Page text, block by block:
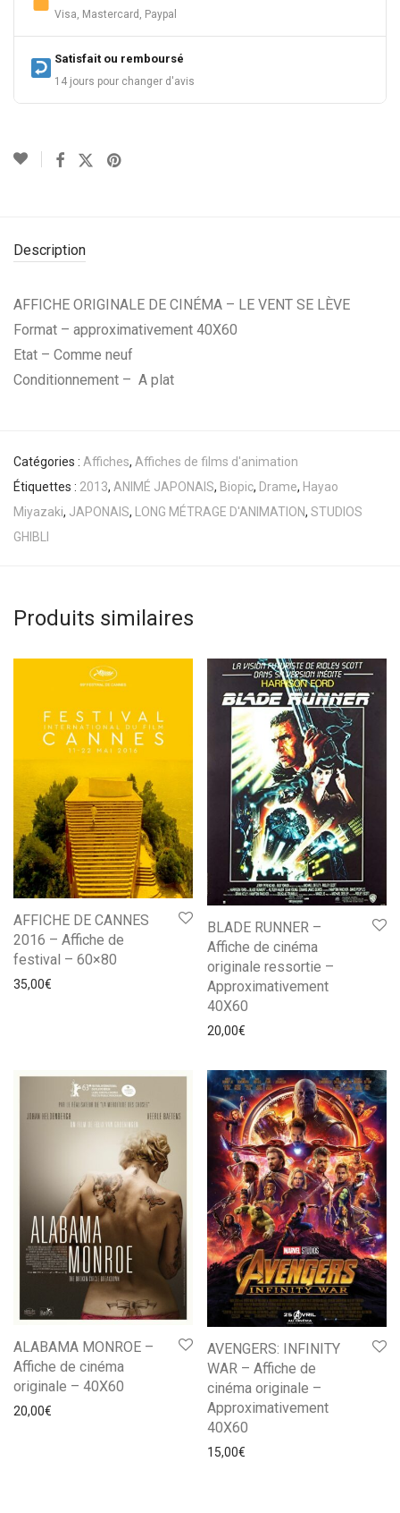
Visa, Mastercard, Paypal
Satisfait ou remboursé
14 jours pour changer d'avis
Description
AFFICHE ORIGINALE DE CINÉMA – LE VENT SE LÈVE
Format – approximativement 40X60
Etat – Comme neuf
Conditionnement – A plat
Catégories : Affiches, Affiches de films d'animation
Étiquettes : 2013, ANIMÉ JAPONAIS, Biopic, Drame, Hayao
Miyazaki, JAPONAIS, LONG MÉTRAGE D'ANIMATION, STUDIOS
GHIBLI
Produits similaires
AFFICHE DE CANNES
2016 – Affiche de
festival – 60×80
35,00€
BLADE RUNNER –
Affiche de cinéma
originale ressortie –
Approximativement
40X60
20,00€
ALABAMA MONROE –
Affiche de cinéma
originale – 40X60
20,00€
AVENGERS: INFINITY
WAR – Affiche de
cinéma originale –
Approximativement
40X60
15,00€